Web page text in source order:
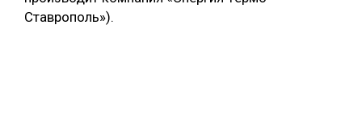
Ставрополь»).